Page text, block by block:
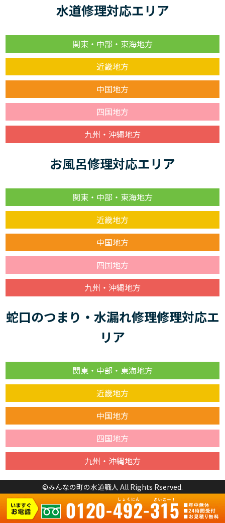
水道修理対応エリア
関東・中部・東海地方
近畿地方
中国地方
四国地方
九州・沖縄地方
お風呂修理対応エリア
関東・中部・東海地方
近畿地方
中国地方
四国地方
九州・沖縄地方
蛇口のつまり・水漏れ修理修理対応エ
リア
関東・中部・東海地方
近畿地方
中国地方
四国地方
九州・沖縄地方
©みんなの町の水道職人 All Rights Rserved.